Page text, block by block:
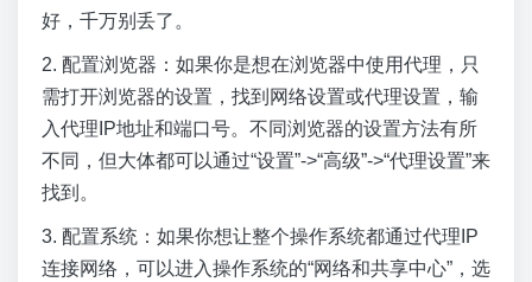
好，千万别丢了。
2. 配置浏览器：如果你是想在浏览器中使用代理，只
需打开浏览器的设置，找到网络设置或代理设置，输
入代理IP地址和端口号。不同浏览器的设置方法有所
不同，但大体都可以通过“设置”->“高级”->“代理设置”来
找到。
3. 配置系统：如果你想让整个操作系统都通过代理IP
连接网络，可以进入操作系统的“网络和共享中心”，选